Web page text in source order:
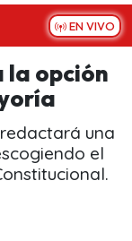
EN VIVO
la opción
una
el